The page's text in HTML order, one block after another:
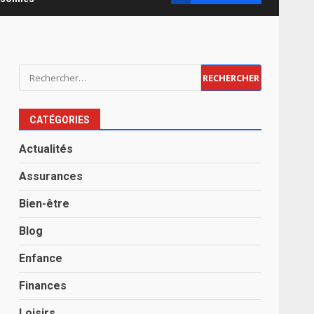
Rechercher :
CATÉGORIES
Actualités
Assurances
Bien-être
Blog
Enfance
Finances